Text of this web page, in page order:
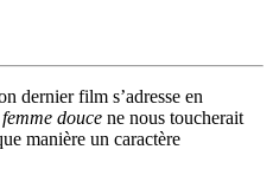
dernier film s’adresse en
douce ne nous toucherait
manière un caractère